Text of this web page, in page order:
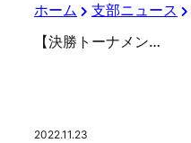
ホーム 支部ニュース
【決勝トーナメント】群馬県支部3年生大会
2022.11.23